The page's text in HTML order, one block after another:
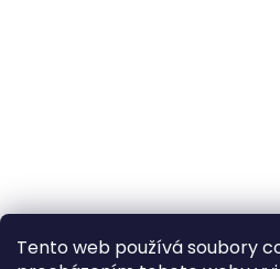
Tento web používá soubory